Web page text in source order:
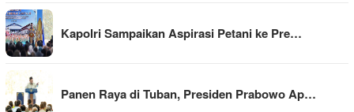
Kapolri Sampaikan Aspirasi Petani ke Pre…
Panen Raya di Tuban, Presiden Prabowo Ap…